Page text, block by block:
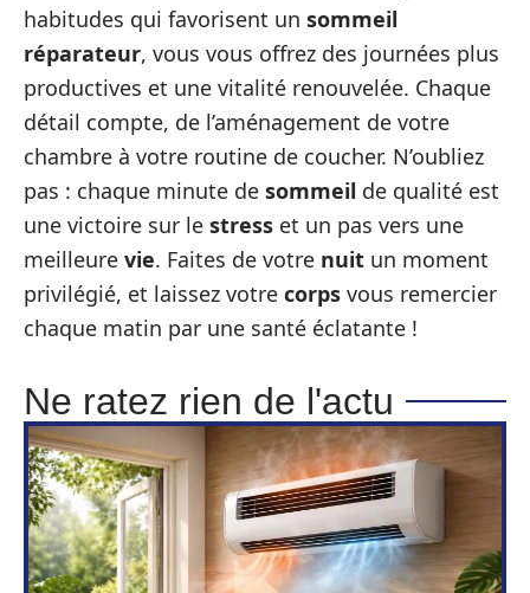
habitudes qui favorisent un sommeil
réparateur, vous vous offrez des journées plus
productives et une vitalité renouvelée. Chaque
détail compte, de l’aménagement de votre
chambre à votre routine de coucher. N’oubliez
pas : chaque minute de sommeil de qualité est
une victoire sur le stress et un pas vers une
meilleure vie. Faites de votre nuit un moment
privilégié, et laissez votre corps vous remercier
chaque matin par une santé éclatante !
Ne ratez rien de l'actu